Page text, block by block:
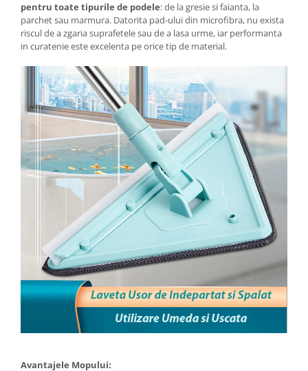
pentru toate tipurile de podele: de la gresie si faianta, la
parchet sau marmura. Datorita pad-ului din microfibra, nu exista
riscul de a zgaria suprafetele sau de a lasa urme, iar performanta
in curatenie este excelenta pe orice tip de material.
Avantajele Mopului: